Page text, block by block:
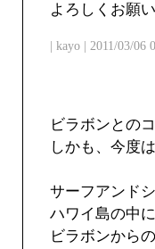
よろしくお願
| kayo | 2011/03/06
ビラボンとの
しかも、今度
サーフアンド
ハワイ島の中
ビラボンから